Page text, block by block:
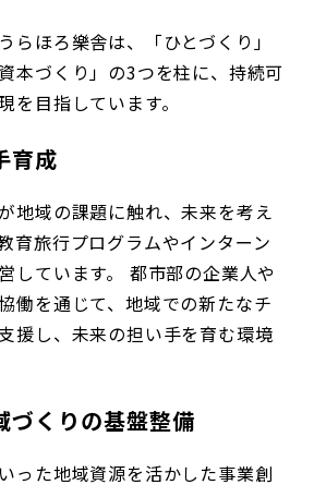
らほろ樂舎は、「ひとづくり」
本づくり」の3つを柱に、持続可
を目指しています。
育成
地域の課題に触れ、未来を考え
育旅行プログラムやインターン
しています。 都市部の企業人や
働を通じて、地域での新たなチ
援し、未来の担い手を育む環境
づくりの基盤整備
った地域資源を活かした事業創